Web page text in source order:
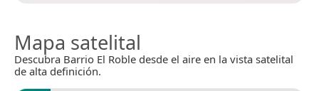
Mapa satelital
Descubra Barrio El Roble desde el aire en la vista satelital
de alta definición.